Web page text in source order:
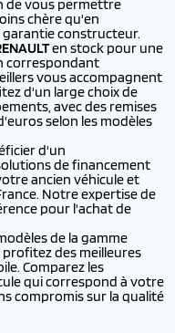
de vous permettre
chère qu'en
constructeur.
en stock pour une
correspondant
vous accompagnent
d'un large choix de
avec des remises
selon les modèles
d'un
de financement
ancien véhicule et
Notre expertise de
pour l'achat de
de la gamme
des meilleures
Comparez les
qui correspond à votre
compromis sur la qualité